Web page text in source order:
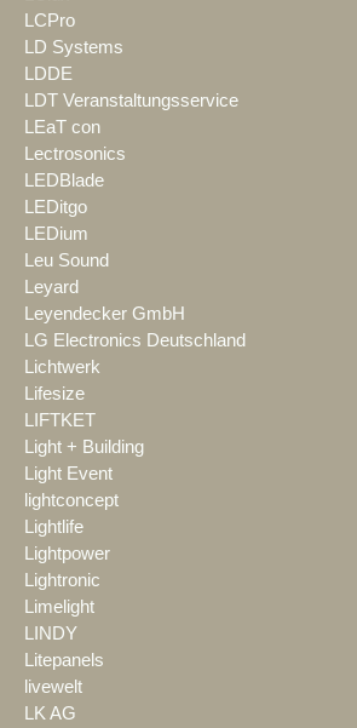
LCPro
LD Systems
LDDE
LDT Veranstaltungsservice
LEaT con
Lectrosonics
LEDBlade
LEDitgo
LEDium
Leu Sound
Leyard
Leyendecker GmbH
LG Electronics Deutschland
Lichtwerk
Lifesize
LIFTKET
Light + Building
Light Event
lightconcept
Lightlife
Lightpower
Lightronic
Limelight
LINDY
Litepanels
livewelt
LK AG